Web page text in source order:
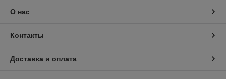
О нас
Контакты
Доставка и оплата